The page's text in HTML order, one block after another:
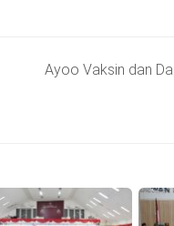
Ayoo Vaksin dan